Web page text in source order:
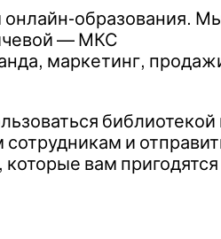
образования.
— МКС
маркетинг,
и
вам пригодятся